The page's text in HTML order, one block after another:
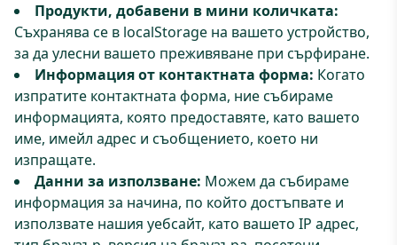
Продукти, добавени в мини количката:
Съхранява се в localStorage на вашето устройство,
за да улесни вашето преживяване при сърфиране.
Информация от контактната форма: Когато
изпратите контактната форма, ние събираме
информацията, която предоставяте, като вашето
име, имейл адрес и съобщението, което ни
изпращате.
Данни за използване: Можем да събираме
информация за начина, по който достъпвате и
използвате нашия уебсайт, като вашето IP адрес,